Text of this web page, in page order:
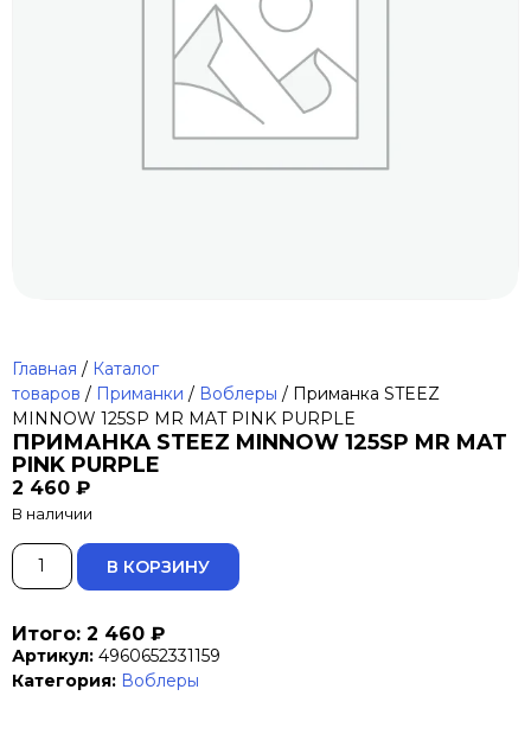
Главная / Каталог
товаров / Приманки / Воблеры / Приманка STEEZ
MINNOW 125SP MR MAT PINK PURPLE
ПРИМАНКА STEEZ MINNOW 125SP MR MAT
PINK PURPLE
2 460 ₽
В наличии
В КОРЗИНУ ALTERNATIVE:
Итого: 2 460 ₽
Артикул: 4960652331159
Категория: Воблеры